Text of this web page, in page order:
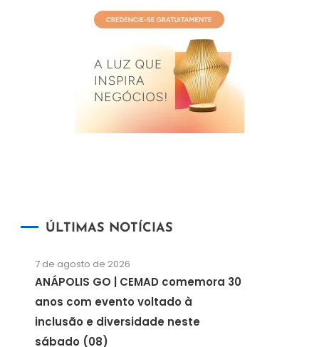
ÚLTIMAS NOTÍCIAS
7 de agosto de 2026
ANÁPOLIS GO | CEMAD comemora 30
anos com evento voltado à
inclusão e diversidade neste
sábado (08)